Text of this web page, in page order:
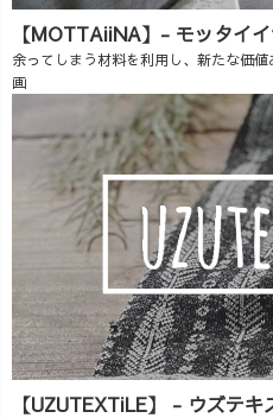
【MOTTAiiNA】- モッタイ
余ってしまう材料を利用し、新たな価
画
【UZUTEXTiLE】 - ウズテ